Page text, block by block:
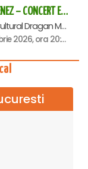
REGAL VIENEZ – CONCERT EXTRAORDINAR DE CRACIUN - Deva
Centrul Cultural Dragan Muntean, Deva
7 decembrie 2026, ora 20:00